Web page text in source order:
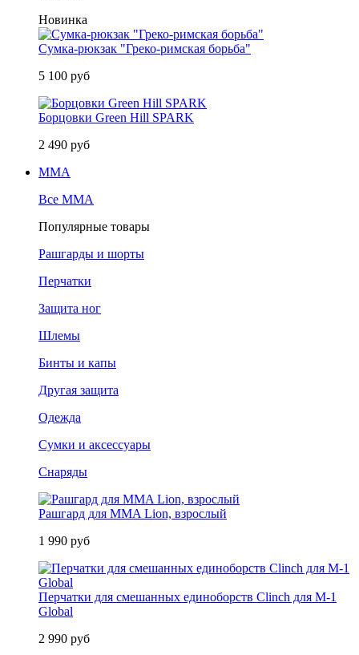
Новинка
Сумка-рюкзак "Греко-римская борьба"
5 100 руб
Борцовки Green Hill SPARK
2 490 руб
MMA
Все MMA
Популярные товары
Рашгарды и шорты
Перчатки
Защита ног
Шлемы
Бинты и капы
Другая защита
Одежда
Сумки и аксессуары
Снаряды
Рашгард для MMA Lion, взрослый
1 990 руб
Перчатки для смешанных единоборств Clinch для M-1
Global
2 990 руб